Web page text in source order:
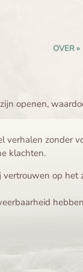
OVER
openen,
zonder
klachten.
op